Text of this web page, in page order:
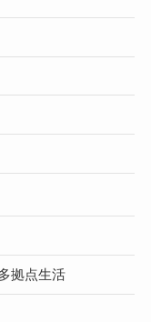
拠点生活